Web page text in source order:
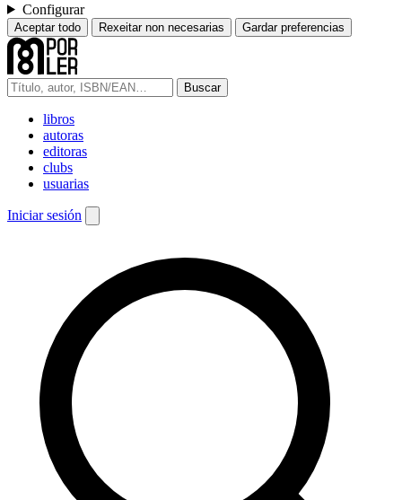
Configurar
Aceptar todo Rexeitar non necesarias Gardar preferencias
Buscar
libros
autoras
editoras
clubs
usuarias
Iniciar sesión